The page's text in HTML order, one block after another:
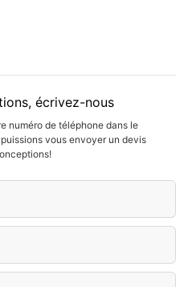
écrivez-nous
numéro de téléphone dans le
vous envoyer un devis